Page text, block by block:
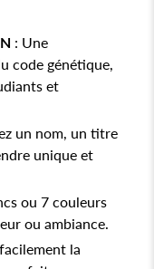
: Une
code génétique,
et
un nom, un titre
unique et
ou 7 couleurs
ou ambiance.
la